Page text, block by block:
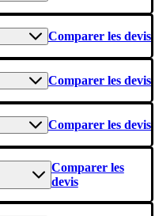
Comparer les devis
Comparer les devis
Comparer les devis
Comparer les
devis